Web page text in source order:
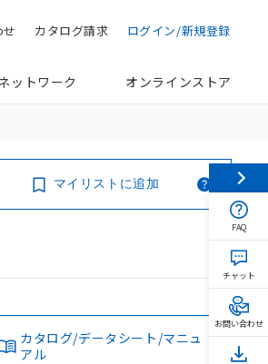
ログイン/新規登録
カタログ請求
ットワーク オンラインストア
マイリストに追加
カタログ/データシート/マニュ
アル
FAQ
チャット
お問い合わせ